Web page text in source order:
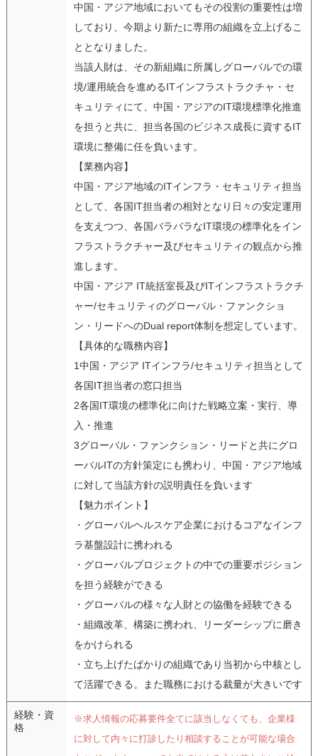
中国・アジア地域においてもその役割の重要性は増
しており、今期より新たに専用の組織を立上げるこ
ととなりました。
当該人財は、その新組織に所属しグローバルでの環
境/運用統合を進めるITインフラストラクチャ・セ
キュリティにて、中国・アジアのIT環境標準化推進
を担うと共に、担当各国のビジネス成長に資するIT
環境に整備に任を負います。
【業務内容】
中国・アジア地域のITインフラ・セキュリティ担当
として、各国IT担当者の相対となり日々の安定運用
を支えつつ、各国バラバラなIT環境の標準化をイン
フラストラクチャー及びセキュリティの観点から推
進します。
中国・アジア IT統括室長及びITインフラストラクチ
ャー/セキュリティのグローバル・ファンクショ
ン・リードへのDual report体制を想定しています。
【具体的な職務内容】
1中国・アジア ITインフラ/セキュリティ担当として
各国IT担当者の窓口担当
2各国IT環境の標準化に向けた戦略立案・実行、導
入・推進
3グローバル・ファンクション・リードと共にグロ
ーバルITの方針策定にも携わり、中国・アジア地域
に対して当該方針の説明責任を負います
【魅力ポイント】
・グローバルヘルスケア企業におけるコアなインフ
ラ基盤設計に携われる
・グローバルプロジェクトの中での重要ポジション
を担う経験ができる
・グローバルの様々な人財との協働を経験できる
・組織改革、構築に携われ、リーダーシップに磨き
をかけられる
・立ち上げたばかりの組織であり当初から中核とし
て活躍できる。また職務における裁量が大きいです
経験・資
格
※求人情報の応募要件全てに該当しなくても、企業様
に対して内々に打診したり相談することが可能な場合